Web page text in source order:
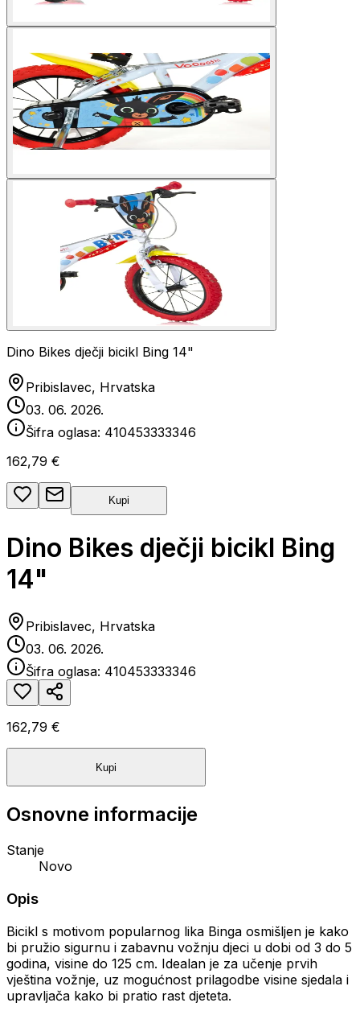
Dino Bikes dječji bicikl Bing 14"
Pribislavec, Hrvatska
03. 06. 2026.
Šifra oglasa: 410453333346
162,79 €
Kupi
Dino Bikes dječji bicikl Bing
14"
Pribislavec, Hrvatska
03. 06. 2026.
Šifra oglasa: 410453333346
162,79 €
Kupi
Osnovne informacije
Stanje
Novo
Opis
Bicikl s motivom popularnog lika Binga osmišljen je kako
bi pružio sigurnu i zabavnu vožnju djeci u dobi od 3 do 5
godina, visine do 125 cm. Idealan je za učenje prvih
vještina vožnje, uz mogućnost prilagodbe visine sjedala i
upravljača kako bi pratio rast djeteta.